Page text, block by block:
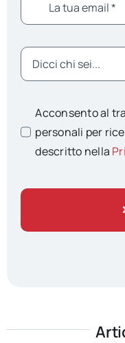
Acconsento al
personali per
descritto nella